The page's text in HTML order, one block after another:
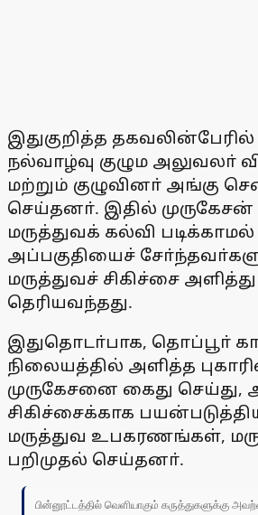
இதுகுறித்த தகவலின்பேரில்
நல்வாழ்வு குழும அலுவலா்
மற்றும் குழுவினா் அங்கு
செய்தனா். இதில்
மருத்துவக் கல்வி
அப்பகுதியைச்
மருத்துவச் சிகிச்சை
தெரியவந்தது.
இதுதொடா்பாக, தொப்பூா்
நிலையத்தில் அளித்த
முருகேசனை கைது செய்து,
சிகிச்சைக்காக
மருத்துவ உபகரணங்கள்,
பறிமுதல் செய்தனா்.
பின்னூட்டத்தில் வெளியாகும் கருத்துகளுக்கு